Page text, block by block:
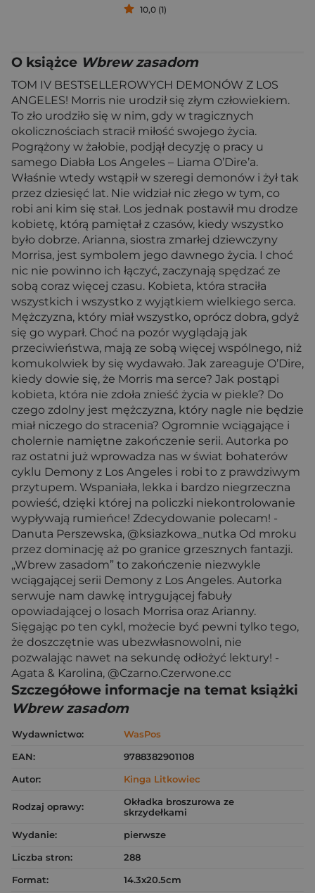
10,0 (1)
O książce Wbrew zasadom
TOM IV BESTSELLEROWYCH DEMONÓW Z LOS
ANGELES! Morris nie urodził się złym człowiekiem.
To zło urodziło się w nim, gdy w tragicznych
okolicznościach stracił miłość swojego życia.
Pogrążony w żałobie, podjął decyzję o pracy u
samego Diabła Los Angeles – Liama O’Dire’a.
Właśnie wtedy wstąpił w szeregi demonów i żył tak
przez dziesięć lat. Nie widział nic złego w tym, co
robi ani kim się stał. Los jednak postawił mu drodze
kobietę, którą pamiętał z czasów, kiedy wszystko
było dobrze. Arianna, siostra zmarłej dziewczyny
Morrisa, jest symbolem jego dawnego życia. I choć
nic nie powinno ich łączyć, zaczynają spędzać ze
sobą coraz więcej czasu. Kobieta, która straciła
wszystkich i wszystko z wyjątkiem wielkiego serca.
Mężczyzna, który miał wszystko, oprócz dobra, gdyż
się go wyparł. Choć na pozór wyglądają jak
przeciwieństwa, mają ze sobą więcej wspólnego, niż
komukolwiek by się wydawało. Jak zareaguje O’Dire,
kiedy dowie się, że Morris ma serce? Jak postąpi
kobieta, która nie zdoła znieść życia w piekle? Do
czego zdolny jest mężczyzna, który nagle nie będzie
miał niczego do stracenia? Ogromnie wciągające i
cholernie namiętne zakończenie serii. Autorka po
raz ostatni już wprowadza nas w świat bohaterów
cyklu Demony z Los Angeles i robi to z prawdziwym
przytupem. Wspaniała, lekka i bardzo niegrzeczna
powieść, dzięki której na policzki niekontrolowanie
wypływają rumieńce! Zdecydowanie polecam! -
Danuta Perszewska, @ksiazkowa_nutka Od mroku
przez dominację aż po granice grzesznych fantazji.
„Wbrew zasadom” to zakończenie niezwykle
wciągającej serii Demony z Los Angeles. Autorka
serwuje nam dawkę intrygującej fabuły
opowiadającej o losach Morrisa oraz Arianny.
Sięgając po ten cykl, możecie być pewni tylko tego,
że doszczętnie was ubezwłasnowolni, nie
pozwalając nawet na sekundę odłożyć lektury! -
Agata & Karolina, @Czarno.Czerwone.cc
Szczegółowe informacje na temat książki
Wbrew zasadom
Wydawnictwo:
WasPos
EAN:
9788382901108
Autor:
Kinga Litkowiec
Rodzaj oprawy:
Okładka broszurowa ze
skrzydełkami
Wydanie:
pierwsze
Liczba stron:
288
Format:
14.3x20.5cm